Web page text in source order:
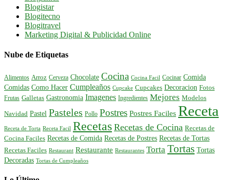
Blogistar
Blogitecno
Blogitravel
Marketing Digital & Publicidad Online
Nube de Etiquetas
Alimentos Arroz Cerveza Chocolate Cocina Cocina Facil Cocinar Comida
Comidas Como Hacer Cumpleaños Cupcake Cupcakes Decoracion Fotos
Frutas Galletas Gastronomia Imagenes Ingredientes Mejores Modelos
Navidad Pastel Pasteles Pollo Postres Postres Faciles Receta
Receta de Torta Receta Facil Recetas Recetas de Cocina Recetas de
Cocina Faciles Recetas de Comida Recetas de Postres Recetas de Tortas
Recetas Faciles Restaurant Restaurante Restaurantes Torta Tortas Tortas
Decoradas Tortas de Cumpleaños